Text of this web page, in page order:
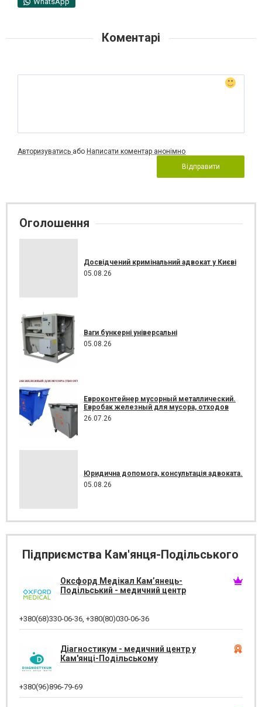
Коментарі
Авторизуватись або Написати коментар анонімно
Відправити
Оголошення
Досвідчений кримінальний адвокат у Києві
05.08.26
Ваги бункерні універсальні
05.08.26
Евроконтейнер мусорный металлический.
Евробак железный для мусора, отходов
26.07.26
Юридична допомога, консультація адвоката.
05.08.26
Підприємства Кам'янця-Подільського
Оксфорд Медікал Кам’янець-
Подільський - медичний центр
+380(68)330-06-36 +380(80)030-06-36
Діагностикум - медичний центр у
Кам'янці-Подільському
+380(96)896-79-69